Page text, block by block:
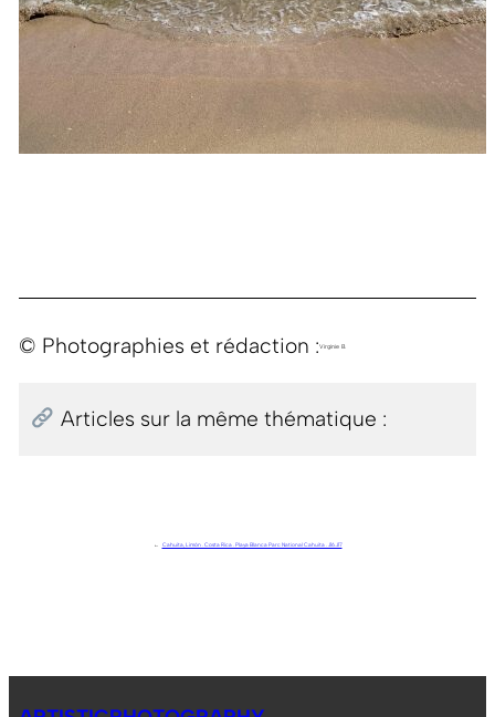
© Photographies et rédaction :Virginie B.
Articles sur la même thématique :
← Cahuita, Limón . Costa Rica . Playa Blanca Parc National Cahuita . J16.J17